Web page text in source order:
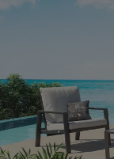
Vai
di
immagini
Vai
immagini